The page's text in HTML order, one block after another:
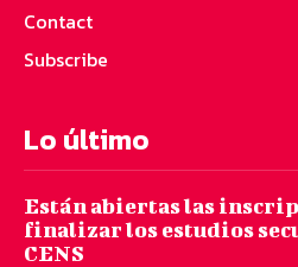
Contact
Subscribe
Lo último
Están abiertas las
finalizar los estudios
CENS